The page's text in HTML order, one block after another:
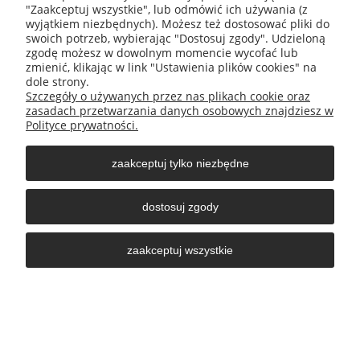
30,75 zł
DO KOSZYKA
"Zaakceptuj wszystkie", lub odmówić ich używania (z
wyjątkiem niezbędnych). Możesz też dostosować pliki do
swoich potrzeb, wybierając "Dostosuj zgody". Udzieloną
zgodę możesz w dowolnym momencie wycofać lub
zmienić, klikając w link "Ustawienia plików cookies" na
dole strony.
Szczegóły o używanych przez nas plikach cookie oraz
zasadach przetwarzania danych osobowych znajdziesz w
Polityce prywatności.
zaakceptuj tylko niezbędne
dostosuj zgody
zaakceptuj wszystkie